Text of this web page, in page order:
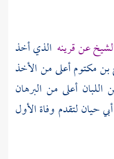
عن قرينه الذي أخذ
بن مكتومأعلى من الأخذ
اللبان أعلى من البرهان
أبي حيانلتقدم وفاة الأول